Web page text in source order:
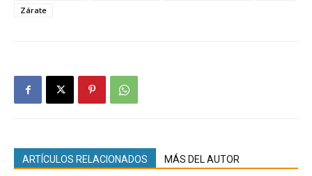
Zárate
ARTÍCULOS RELACIONADOS MÁS DEL AUTOR